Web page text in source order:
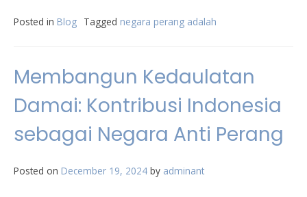
Posted in Blog Tagged negara perang adalah
Membangun Kedaulatan
Damai: Kontribusi Indonesia
sebagai Negara Anti Perang
Posted on December 19, 2024 by adminant